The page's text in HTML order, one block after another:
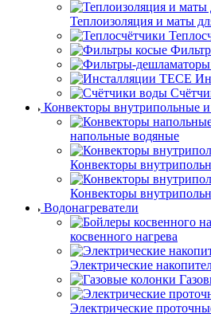
Теплоизоляция и маты
Конвекторы внутрипольные
напольные водяные
Конвекторы
Конвекторы
Водонагреватели
косвенного нагрева
Электрические
Электрические